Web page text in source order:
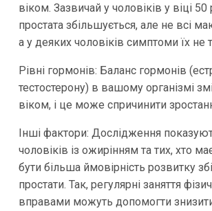
віком. Зазвичай у чоловіків у віці 50
простата збільшується, але не всі
а у деяких чоловіків симптоми їх не
Рівні гормонів: Баланс гормонів
тестостерону) в вашому організмі
віком, і це може спричинити
Інші фактори: Дослідження
чоловіків із ожирінням та тих, хто
бути більша ймовірність розвитку
простати. Так, регулярні заняття
вправами можуть допомогти